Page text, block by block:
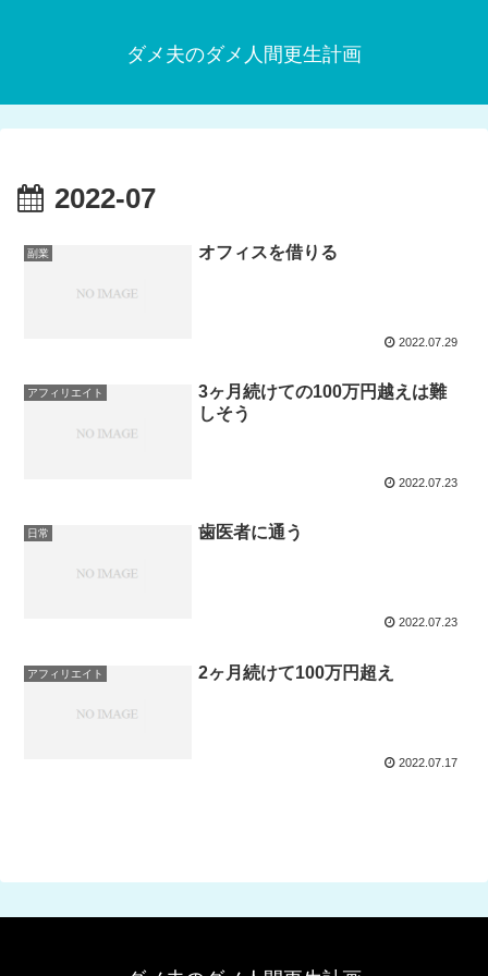
ダメ夫のダメ人間更生計画
2022-07
副業 オフィスを借りる
2022.07.29
アフィリエイト
3ヶ月続けての100万円越えは難
しそう
2022.07.23
日常 歯医者に通う
2022.07.23
アフィリエイト 2ヶ月続けて100万円超え
2022.07.17